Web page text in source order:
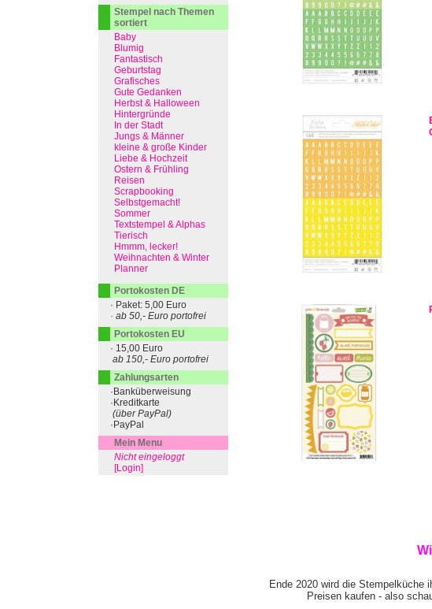
Ende 2020 wird die Stempelküche
Preisen kaufen - also
Stempel nach Themen
sortiert
Baby
Blumig
Fantastisch
Geburtstag
Grafisches
Gute Gedanken
Herbst & Halloween
Hintergründe
In der Stadt
Jungs & Männer
kleine & große Kinder
Liebe & Hochzeit
Ostern & Frühling
Reisen
Scrapbooking
Selbstgemacht!
Sommer
Textstempel & Alphas
Tierisch
Hmmm, lecker!
Weihnachten & Winter
Planner
Portokosten DE
· Paket: 5,00 Euro
· ab 50,- Euro portofrei
Portokosten EU
· 15,00 Euro
ab 150,- Euro portofrei
Zahlungsarten
·Banküberweisung
·Kreditkarte
(über PayPal)
·PayPal
Mein Menu
Nicht eingeloggt
[Login]